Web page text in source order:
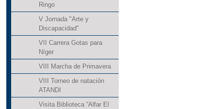
Ringo
V Jornada "Arte y
Discapacidad"
VII Carrera Gotas para
Níger
VIII Marcha de Primavera
VIII Torneo de natación
ATANDI
Visita Biblioteca “Alfar El